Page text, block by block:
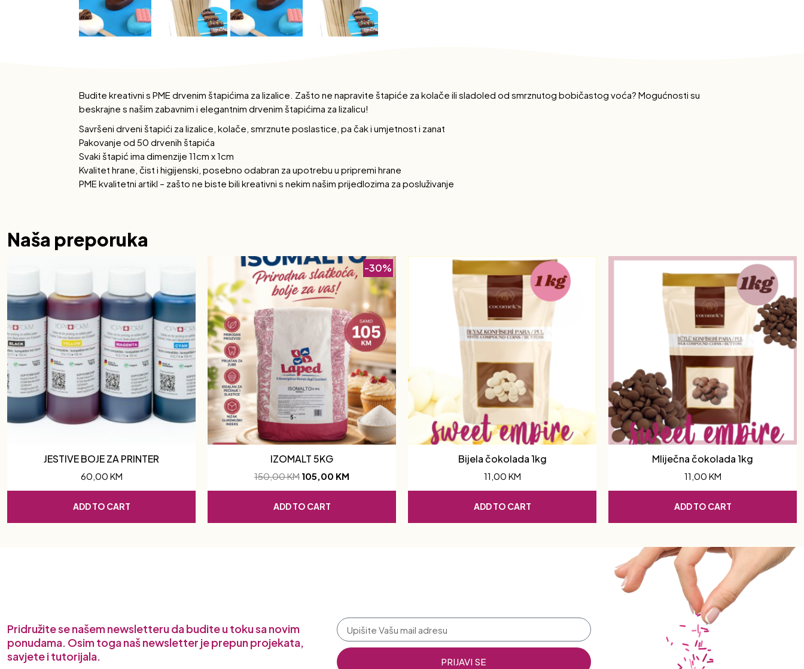
Budite kreativni s PME drvenim štapićima za lizalice. Zašto ne napravite štapiće za kolače ili sladoled od smrznutog bobičastog voća? Mogućnosti su
beskrajne s našim zabavnim i elegantnim drvenim štapićima za lizalicu!
Savršeni drveni štapići za lizalice, kolače, smrznute poslastice, pa čak i umjetnost i zanat
Pakovanje od 50 drvenih štapića
Svaki štapić ima dimenzije 11cm x 1cm
Kvalitet hrane, čist i higijenski, posebno odabran za upotrebu u pripremi hrane
PME kvalitetni artikl – zašto ne biste bili kreativni s nekim našim prijedlozima za posluživanje
Naša preporuka
JESTIVE BOJE ZA PRINTER
60,00 KM
ADD TO CART
-30%
IZOMALT 5KG
150,00KM 105,00 KM
ADD TO CART
Bijela čokolada 1kg
11,00 KM
ADD TO CART
Mliječna čokolada 1kg
11,00 KM
ADD TO CART
Pridružite se našem newsletteru da budite u toku sa novim
ponudama. Osim toga naš newsletter je prepun projekata,
savjete i tutorijala.
PRIJAVI SE